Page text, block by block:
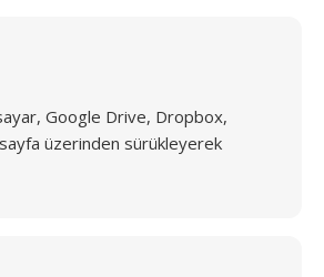
Google Drive, Dropbox,
üzerinden sürükleyerek